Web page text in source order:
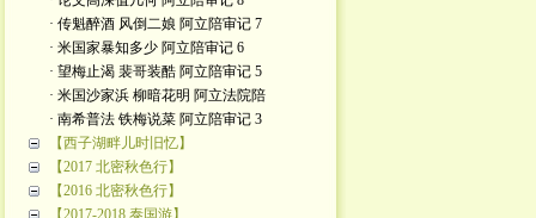
· 传魁醉酒 风倒二娘 阿立陪审记 7
· 米国家暴知多少 阿立陪审记 6
· 望梅止渴 裴哥装酷 阿立陪审记 5
· 米国沙家浜 柳暗花明 阿立法院陪
· 南希普法 铁梅说菜 阿立陪审记 3
【西子湖畔儿时旧忆】
【2017 北密秋色行】
【2016 北密秋色行】
【2017-2018 泰国游】